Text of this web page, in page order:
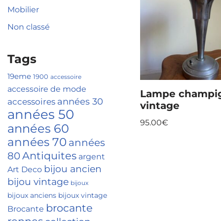
Mobilier
Non classé
Tags
19eme 1900 accessoire
accessoire de mode
accessoires années 30
années 50
années 60
années 70 années
80Antiquites argent
Art Deco bijou ancien
bijou vintage bijoux
bijoux anciens bijoux vintage
Brocante brocante
Lampe
vintage
95.00€